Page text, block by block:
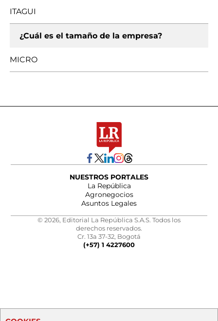
ITAGUI
¿Cuál es el tamaño de la empresa?
MICRO
NUESTROS PORTALES
La República
Agronegocios
Asuntos Legales
© 2026, Editorial La República S.A.S. Todos los
derechos reservados.
Cr. 13a 37-32, Bogotá
(+57) 1 4227600